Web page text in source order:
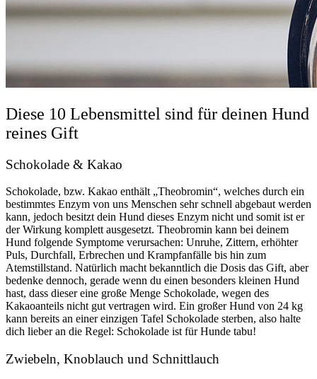
Diese 10 Lebensmittel sind für deinen Hund
reines Gift
Schokolade & Kakao
Schokolade, bzw. Kakao enthält „Theobromin“, welches durch ein
bestimmtes Enzym von uns Menschen sehr schnell abgebaut werden
kann, jedoch besitzt dein Hund dieses Enzym nicht und somit ist er
der Wirkung komplett ausgesetzt. Theobromin kann bei deinem
Hund folgende Symptome verursachen: Unruhe, Zittern, erhöhter
Puls, Durchfall, Erbrechen und Krampfanfälle bis hin zum
Atemstillstand. Natürlich macht bekanntlich die Dosis das Gift, aber
bedenke dennoch, gerade wenn du einen besonders kleinen Hund
hast, dass dieser eine große Menge Schokolade, wegen des
Kakaoanteils nicht gut vertragen wird. Ein großer Hund von 24 kg
kann bereits an einer einzigen Tafel Schokolade sterben, also halte
dich lieber an die Regel: Schokolade ist für Hunde tabu!
Zwiebeln, Knoblauch und Schnittlauch